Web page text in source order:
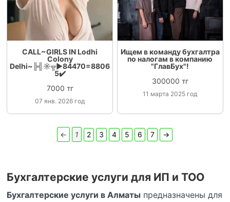
CALL~GIRLS IN Lodhi
Colony
Delhi~╠╣☼╦►84470=8806
5✔️
7000 тг
07 янв. 2026 год
Ищем в команду бухгалтра
по налогам в компанию
"ГлавБух"!
300000 тг
11 марта 2025 год
← 1 2 3 4 5 6 7 →
Бухгалтерские услуги для ИП и ТОО
Бухгалтерские услуги в Алматы предназначены для